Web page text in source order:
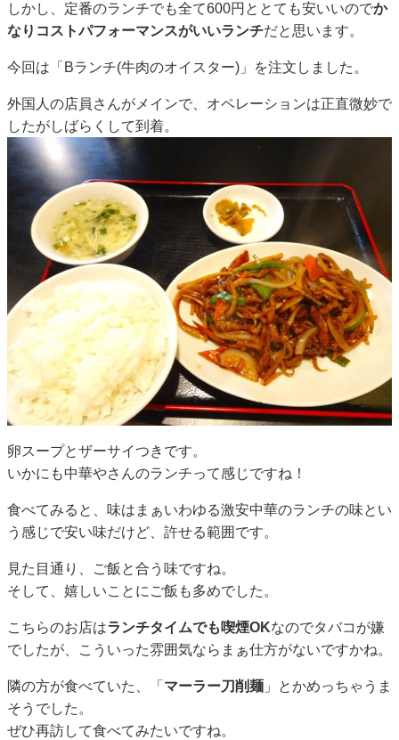
しかし、定番のランチでも全て600円ととても安いいのでか
なりコストパフォーマンスがいいランチだと思います。
今回は「Bランチ(牛肉のオイスター)」を注文しました。
外国人の店員さんがメインで、オペレーションは正直微妙で
したがしばらくして到着。
卵スープとザーサイつきです。
いかにも中華やさんのランチって感じですね！
食べてみると、味はまぁいわゆる激安中華のランチの味とい
う感じで安い味だけど、許せる範囲です。
見た目通り、ご飯と合う味ですね。
そして、嬉しいことにご飯も多めでした。
こちらのお店はランチタイムでも喫煙OKなのでタバコが嫌
でしたが、こういった雰囲気ならまぁ仕方がないですかね。
隣の方が食べていた、「 マーラー刀削麺 」とかめっちゃうま
そうでした。
ぜひ再訪して食べてみたいですね。